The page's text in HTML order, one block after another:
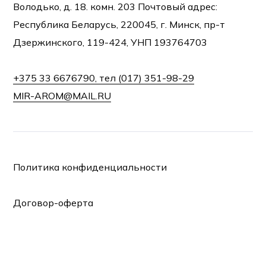
Володько, д. 18. комн. 203 Почтовый адрес:
Республика Беларусь, 220045, г. Минск, пр-т
Дзержинского, 119-424, УНП 193764703
+375 33 6676790, тел (017) 351-98-29
MIR-AROM@MAIL.RU
Политика конфиденциальности
Договор-оферта